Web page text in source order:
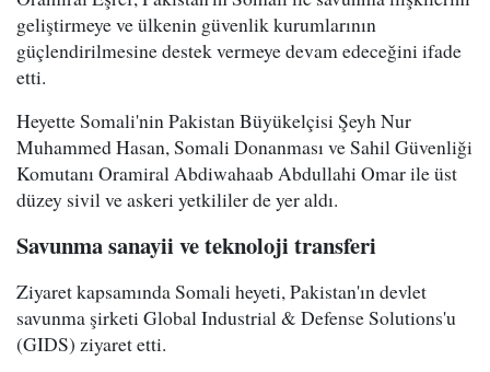
geliştirmeye ve ülkenin güvenlik kurumlarının
güçlendirilmesine destek vermeye devam edeceğini ifade
etti.
Heyette Somali'nin Pakistan Büyükelçisi Şeyh Nur
Muhammed Hasan, Somali Donanması ve Sahil Güvenliği
Komutanı Oramiral Abdiwahaab Abdullahi Omar ile üst
düzey sivil ve askeri yetkililer de yer aldı.
Savunma sanayii ve teknoloji transferi
Ziyaret kapsamında Somali heyeti, Pakistan'ın devlet
savunma şirketi Global Industrial & Defense Solutions'u
(GIDS) ziyaret etti.